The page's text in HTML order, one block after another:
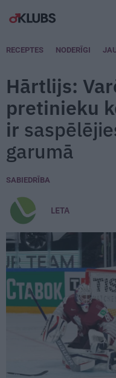
RECEPTES NODERĪGI
Hārtlijs:
pretinieku
ir
garumā
SABIEDRĪBA
LETA